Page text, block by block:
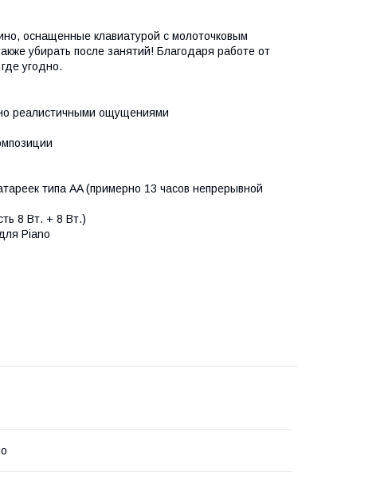
оснащенные клавиатурой с молоточковым
убирать после занятий! Благодаря работе от
угодно.
реалистичными ощущениями
типа AA (примерно 13 часов непрерывной
8 Вт. + 8 Вт.)
Piano